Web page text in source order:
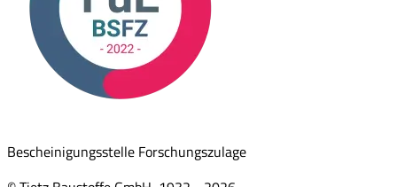
Bescheinigungsstelle Forschungszulage